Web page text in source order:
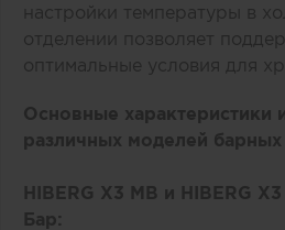
настройки температуры в
отделении позволяет
оптимальные условия для
Основные характеристики
различных моделей барных
HIBERG X3 MB и HIBERG
Бар: